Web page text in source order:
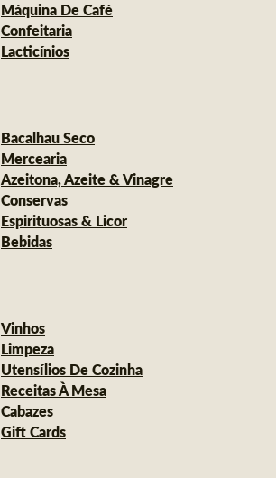
Máquina De Café
Confeitaria
Lacticínios
Bacalhau Seco
Mercearia
Azeitona, Azeite & Vinagre
Conservas
Espirituosas & Licor
Bebidas
Vinhos
Limpeza
Utensílios De Cozinha
Receitas À Mesa
Cabazes
Gift Cards